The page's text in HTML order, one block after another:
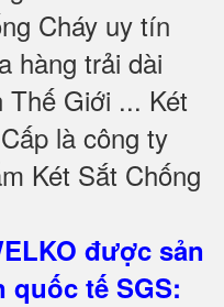
Cháy uy tín
hàng trải dài
Thế Giới ... Két
là công ty
Két Sắt Chống
được sản
quốc tế SGS: